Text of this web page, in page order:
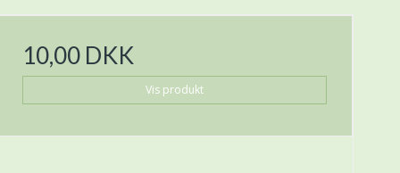
10,00 DKK
Vis produkt